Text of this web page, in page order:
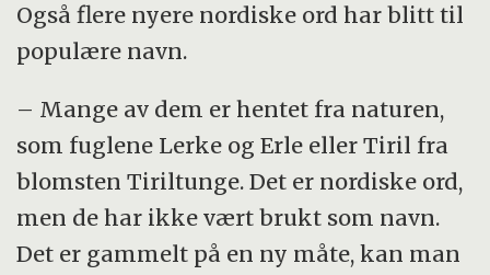
Også flere nyere nordiske ord har blitt til
populære navn.
– Mange av dem er hentet fra naturen,
som fuglene Lerke og Erle eller Tiril fra
blomsten Tiriltunge. Det er nordiske ord,
men de har ikke vært brukt som navn.
Det er gammelt på en ny måte, kan man